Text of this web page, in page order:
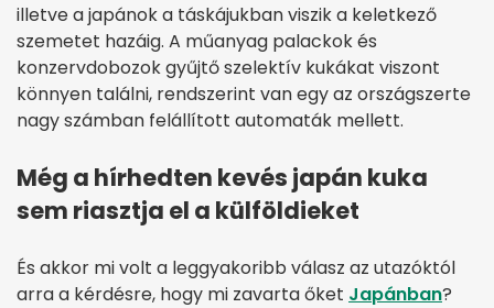
illetve a japánok a táskájukban viszik a keletkező
szemetet hazáig. A műanyag palackok és
konzervdobozok gyűjtő szelektív kukákat viszont
könnyen találni, rendszerint van egy az országszerte
nagy számban felállított automaták mellett.
Még a hírhedten kevés japán kuka
sem riasztja el a külföldieket
És akkor mi volt a leggyakoribb válasz az utazóktól
arra a kérdésre, hogy mi zavarta őket Japánban?